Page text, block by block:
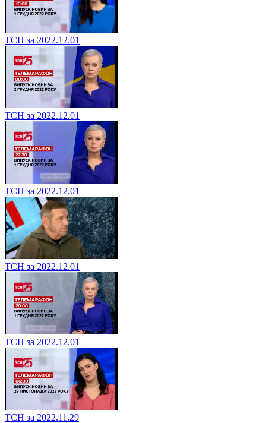
ТСН за 2022.12.01
ТСН за 2022.12.01
ТСН за 2022.12.01
ТСН за 2022.12.01
ТСН за 2022.12.01
ТСН за 2022.11.29